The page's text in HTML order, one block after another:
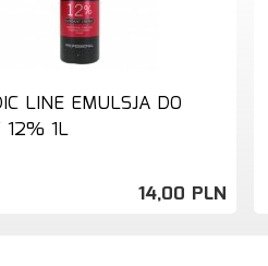
LINE EMULSJA DO
12% 1L
14,00 PLN